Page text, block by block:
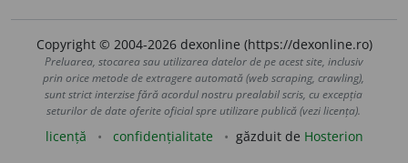
Copyright © 2004-2026 dexonline (https://dexonline.ro)
Preluarea, stocarea sau utilizarea datelor de pe acest site, inclusiv
prin orice metode de extragere automată (web scraping, crawling),
sunt strict interzise fără acordul nostru prealabil scris, cu excepția
seturilor de date oferite oficial spre utilizare publică (vezi licența).
licență confidențialitate găzduit de Hosterion